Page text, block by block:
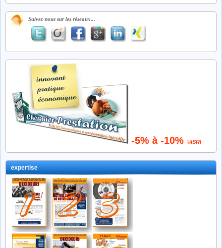
Suivez-nous sur les réseaux...
-5% à -10% ©ISRI
expertise